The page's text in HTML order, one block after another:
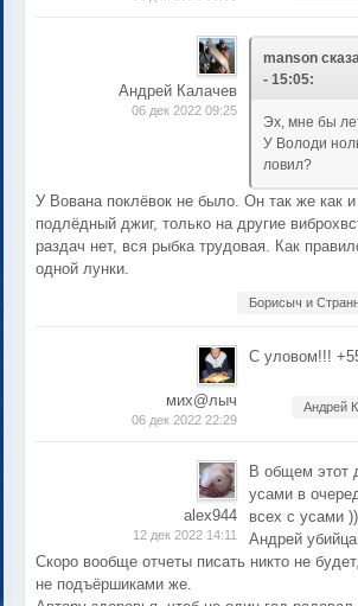
Андрей Калачев
06 дек 2022 09:25
manson
- 15:05:
Эх, мне бы
У Володи
ловил?
У Вована поклёвок не было. Он так же как
подлёдный джиг, только на другие
раздач нет, вся рыбка трудовая. Как
одной лунки.
Борисыч и
мих@лыч
06 дек 2022 22:29
С уловом!!!
Андрей
alex944
12 дек 2022 14:11
В общем этот
усами в
всех с усами
Андрей
Скоро вообще отчеты писать никто не
не подъёршиками же.